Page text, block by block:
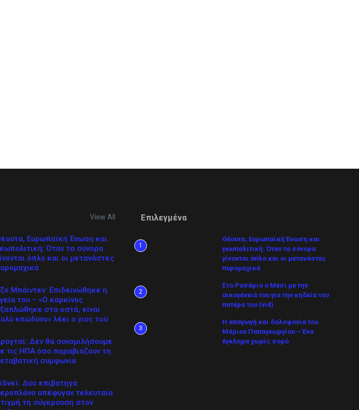
View All
Ευρωπαϊκή Ένωση και
Όταν τα σύνορα
όπλο και οι μετανάστες
Μπάιντεν: Επιδεινώθηκε η
του – «Ο καρκίνος
στα οστά, είναι
επώδυνο» λέει ο γιος του
Δεν θα συνομιλήσουμε
τις ΗΠΑ όσο παραβιάζουν τη
συμφωνία
Δύο επιβατηγά
απέφυγαν τελευταία
τη σύγκρουση στον
Επιλεγμένα
1
Θέουτα, Ευρωπαϊκή Ένωση και
γεωπολιτική: Όταν τα σύνορα
γίνονται όπλο και οι μετανάστες
πυρομαχικά
2
Στο Ροσάριο ο Μέσι με την
οικογένειά του για την κηδεία του
πατέρα του (vid)
3
Η απαγωγή και δολοφονία του
Μάριου Παπαγεωργίου – Ένα
έγκλημα χωρίς σορό